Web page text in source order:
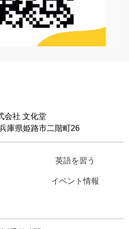
会社 文化堂
庫県姫路市二階町26
英語を習う
イベント情報